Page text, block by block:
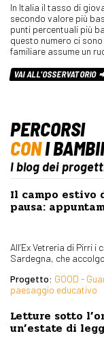
In Italia il tasso di
secondo valore più
punti percentuali più
questo numero ci
familiare assume un
VAI ALL'OSSERVATORIO
PERCORSI
CONI
I blog dei
Il campo estivo
pausa:
All’Ex Vetreria di Pirri
Sardegna, che
Progetto: GOOD -
paesaggio educativo
Letture sotto
un’estate di